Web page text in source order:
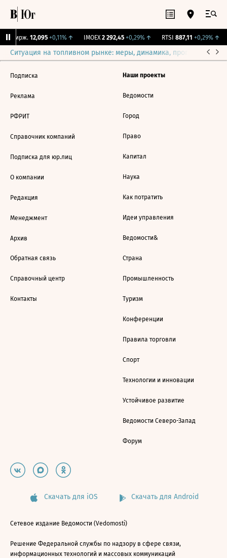
Бирж. 12,095 +0,11%↑ IMOEX 2 292,45 +0,29%↑ RTSI 887,11 +0,29%↑
Ситуация на топливном рынке: меры, динамика, прогнозы
Подписка
Реклама
РФРИТ
Справочник компаний
Подписка для юр.лиц
О компании
Редакция
Менеджмент
Архив
Обратная связь
Справочный центр
Контакты
Наши проекты
Ведомости
Город
Право
Капитал
Наука
Как потратить
Идеи управления
Ведомости&
Страна
Промышленность
Туризм
Конференции
Правила торговли
Спорт
Технологии и инновации
Устойчивое развитие
Ведомости Северо-Запад
Форум
Скачать для iOS Скачать для Android
Сетевое издание Ведомости (Vedomosti)
Решение Федеральной службы по надзору в сфере связи,
информационных технологий и массовых коммуникаций